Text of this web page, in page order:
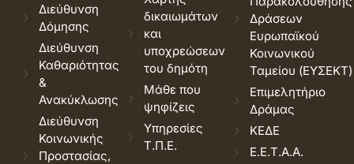
Διεύθυνση
Δόμησης
Διεύθυνση
Καθαριότητας
&
Ανακύκλωσης
Διεύθυνση
Κοινωνικής
Προστασίας,
δικαιωμάτων
και
υποχρεώσεων
του δημότη
Μάθε που
ψηφίζεις
Υπηρεσίες
Τ.Π.Ε.
Δράσεων
Ευρωπαϊκού
Κοινωνικού
Ταμείου (ΕΥΣΕΚΤ)
Επιμελητήριο
Δράμας
ΚΕΔΕ
Ε.Ε.Τ.Α.Α.